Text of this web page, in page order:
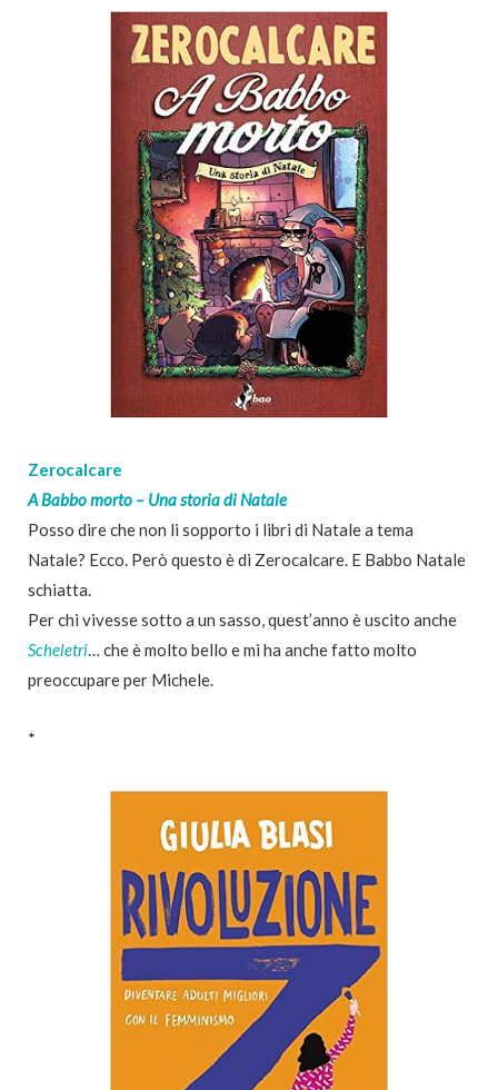
Zerocalcare
A Babbo morto – Una storia di Natale
Posso dire che non li sopporto i libri di Natale a tema
Natale? Ecco. Però questo è di Zerocalcare. E Babbo Natale
schiatta.
Per chi vivesse sotto a un sasso, quest’anno è uscito anche
Scheletri… che è molto bello e mi ha anche fatto molto
preoccupare per Michele.
*